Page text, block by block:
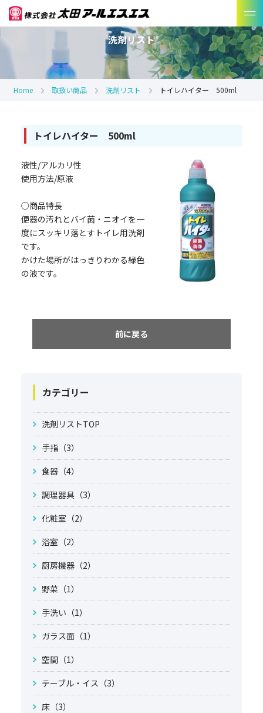
洗剤リスト
Home 取扱い商品 洗剤リスト トイレハイター 500ml
トイレハイター 500ml
液性/アルカリ性
使用方法/原液
○商品特長
便器の汚れとバイ菌・ニオイを一
度にスッキリ落とすトイレ用洗剤
です。
かけた場所がはっきりわかる緑色
の液です。
前に戻る
カテゴリー
洗剤リストTOP
手指（3）
食器（4）
調理器具（3）
化粧室（2）
浴室（2）
厨房機器（2）
野菜（1）
手洗い（1）
ガラス面（1）
空間（1）
テーブル・イス（3）
床（3）